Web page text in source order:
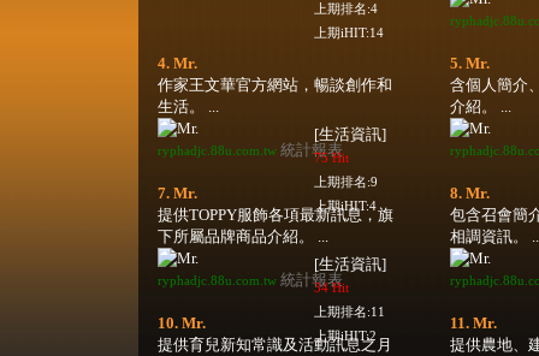
上期排名:4
上期iHIT:14
4. Mr.
作家王文華官方網站，暢談創作和
生活。 ...
[生活資訊]
75 Hit
上期排名:9
上期iHIT:4
ryphadjc.88u.com.tw 統計報表
5. Mr.
含個人簡介
介紹。 ...
7. Mr.
提供TOPPY服飾各項最新訊息，旗
下所屬品牌商品介紹。 ...
[生活資訊]
34 Hit
上期排名:11
上期iHIT:2
ryphadjc.88u.com.tw 統計報表
8. Mr.
包含召會簡
相調資訊。
10. Mr.
提供育兒新知常識及活動訊息之月
11. Mr.
提供農地、